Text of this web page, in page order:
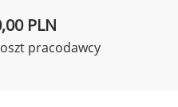
PLN
pracodawcy